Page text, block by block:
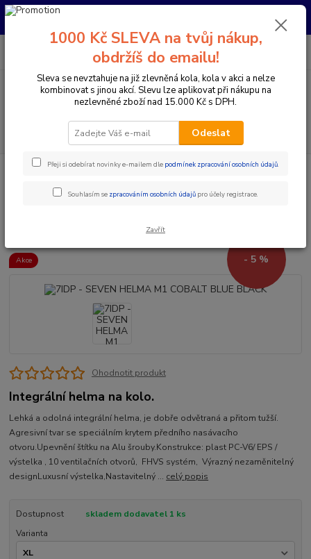
Pro nachystání kola / doplňků na prodejně si prosím zavolejte dopředu.
Menu
CZK
PO-PÁ 10:00-17:00 | SO: 9:00-12:00
Doplňky a helmy Cyklistické helmy Integrální helmy
COBALT BLUE BLACK
Akce - 5 %
Ohodnotit produkt
Integrální helma na kolo.
Lehká a odolná integrální helma, je dobře odvětraná a přitom tužší.
Agresivní tvar se speciálním krytem předního nasávacího
otvoru.Upevnění štítku na Alu šrouby.Konstrukce: plast PC-V6/ EPS /
výstelka , 10 ventilačních otvorů, FHVS systém, Výrazný nezaměnitelný
designLuxusní výstelka,Nastavitelný ... celý popis
Dostupnost
skladem dodavatel 1 ks
Varianta
1000 Kč SLEVA na tvůj nákup,
obdržíš do emailu!
Sleva se nevztahuje na již zlevněná kola, kola v akci a nelze
kombinovat s jinou akcí. Slevu lze aplikovat při nákupu na
nezlevněné zboží nad 15.000 Kč s DPH.
Odeslat
Přeji si odebírat novinky e-mailem dle podmínek zpracování osobních údajů.
Souhlasím se zpracováním osobních údajů pro účely registrace.
Zavřít